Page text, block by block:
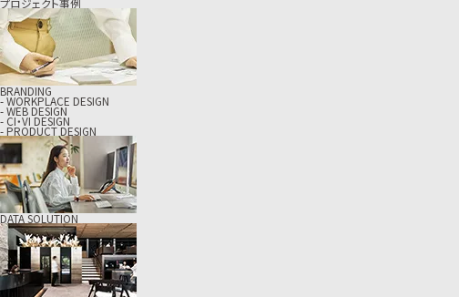
プロジェクト事例
BRANDING
- WORKPLACE DESIGN
- WEB DESIGN
- CI・VI DESIGN
- PRODUCT DESIGN
DATA SOLUTION